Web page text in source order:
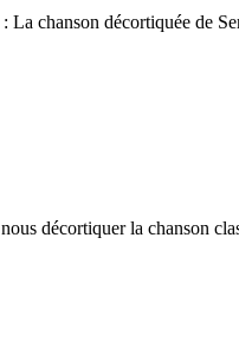
La chanson décortiquée de
décortiquer la chanson